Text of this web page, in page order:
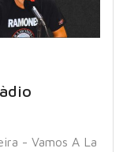
- Vamos A La